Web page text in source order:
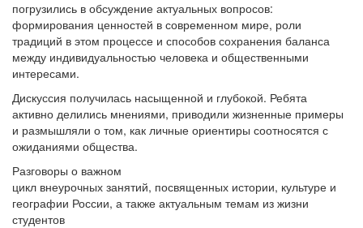
погрузились в обсуждение актуальных вопросов:
формирования ценностей в современном мире, роли
традиций в этом процессе и способов сохранения баланса
между индивидуальностью человека и общественными
интересами.
Дискуссия получилась насыщенной и глубокой. Ребята
активно делились мнениями, приводили жизненные примеры
и размышляли о том, как личные ориентиры соотносятся с
ожиданиями общества.
Разговоры о важном
цикл внеурочных занятий, посвященных истории, культуре и
географии России, а также актуальным темам из жизни
студентов